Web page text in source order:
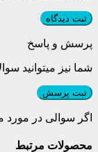
پرسش و پاسخ
شما نیز میتوانید
ثبت پرسش
اگر سوالی در
محصولات مرتبط